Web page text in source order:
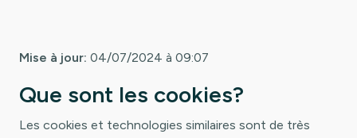
Mise à jour: 04/07/2024 à 09:07
Que sont les cookies?
Les cookies et technologies similaires sont de très